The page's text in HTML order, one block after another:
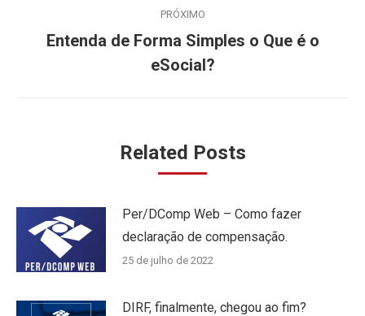
PRÓXIMO
Próximo
post:
Entenda de Forma Simples o Que é o
eSocial?
Related Posts
Per/DComp Web – Como fazer
declaração de compensação.
25 de julho de 2022
DIRF, finalmente, chegou ao fim?